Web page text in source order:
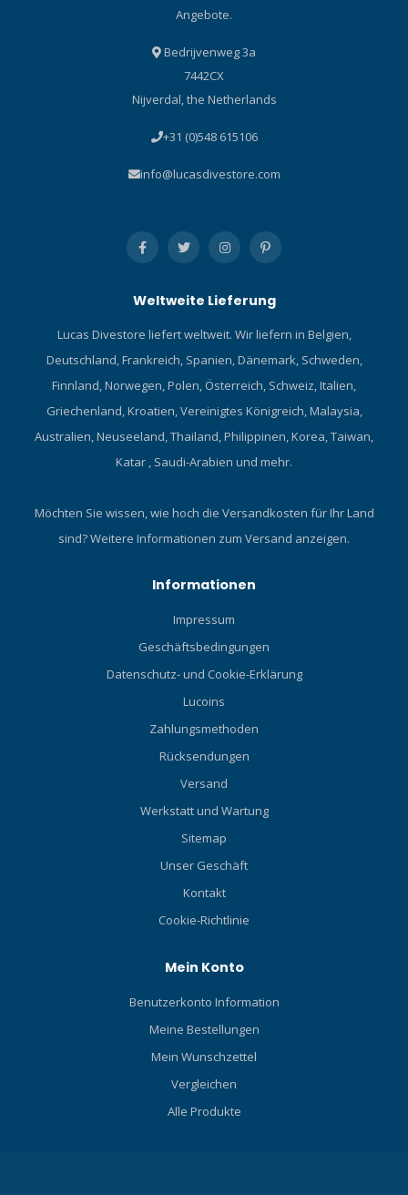
Angebote.
Bedrijvenweg 3a
7442CX
Nijverdal, the Netherlands
+31 (0)548 615106
info@lucasdivestore.com
Weltweite Lieferung
Lucas Divestore liefert weltweit. Wir liefern in Belgien,
Deutschland, Frankreich, Spanien, Dänemark, Schweden,
Finnland, Norwegen, Polen, Österreich, Schweiz, Italien,
Griechenland, Kroatien, Vereinigtes Königreich, Malaysia,
Australien, Neuseeland, Thailand, Philippinen, Korea, Taiwan,
Katar , Saudi-Arabien und mehr.
Möchten Sie wissen, wie hoch die Versandkosten für Ihr Land
sind?Weitere Informationen zum Versand anzeigen.
Informationen
Impressum
Geschäftsbedingungen
Datenschutz- und Cookie-Erklärung
Lucoins
Zahlungsmethoden
Rücksendungen
Versand
Werkstatt und Wartung
Sitemap
Unser Geschäft
Kontakt
Cookie-Richtlinie
Mein Konto
Benutzerkonto Information
Meine Bestellungen
Mein Wunschzettel
Vergleichen
Alle Produkte